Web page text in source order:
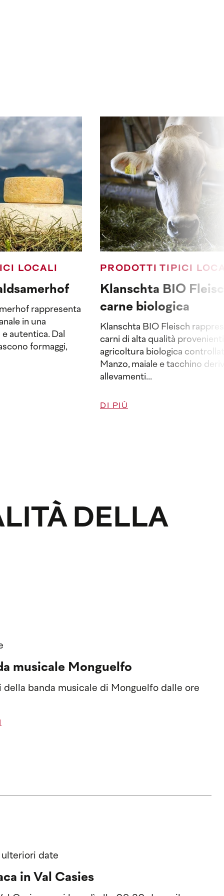
LOCALI
rappresenta
in una
autentica. Dal
formaggi,
PRODOTTI TIPICI
Klanschta BIO
carne biologica
Klanschta BIO Fleisch
carni di alta qualità
agricoltura biologica
Manzo, maiale e tacchino
allevamenti...
DI PIÙ
DELLA
musicale Monguelfo
banda musicale di Monguelfo dalle ore
ulteriori date
in Val Casies